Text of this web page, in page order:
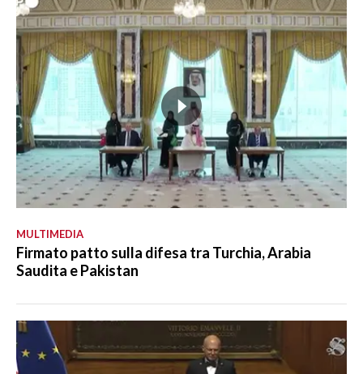
MULTIMEDIA
Firmato patto sulla difesa tra Turchia, Arabia
Saudita e Pakistan